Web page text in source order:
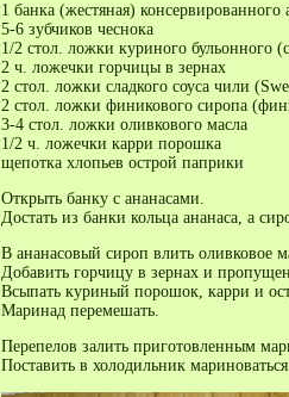
1 банка (жестяная)
5-6 зубчиков чеснока
1/2 стол. ложки куриного бульонного
2 ч. ложечки горчицы в зернах
2 стол. ложки сладкого соуса чили
2 стол. ложки финикового сиропа
3-4 стол. ложки оливкового масла
1/2 ч. ложечки карри порошка
щепотка хлопьев острой паприки
Открыть банку с ананасами.
Достать из банки кольца ананаса, а
В ананасовый сироп влить оливковое
Добавить горчицу в зернах и
Всыпать куриный порошок, карри и
Маринад перемешать.
Перепелов залить приготовленным
Поставить в холодильник